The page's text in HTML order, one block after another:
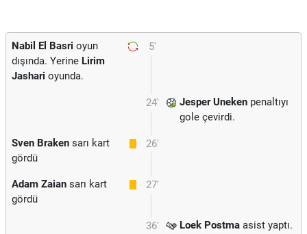
5'
Nabil El Basri oyun
dışında. Yerine Lirim
Jashari oyunda.
24' Jesper Uneken penaltıyı
gole çevirdi.
26'
Sven Braken sarı kart
gördü
27'
Adam Zaian sarı kart
gördü
36' Loek Postma asist yaptı.